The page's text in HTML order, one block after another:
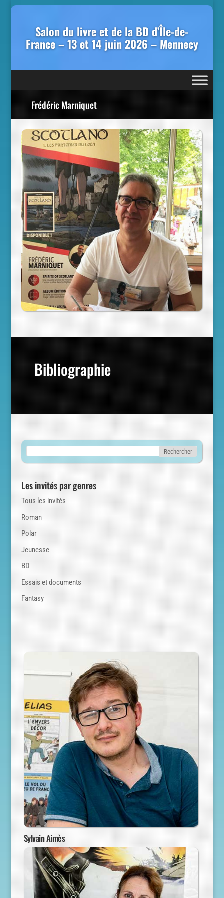
Salon du livre et de la BD d’Île-de-
France – 13 et 14 juin 2026 – Mennecy
Frédéric Marniquet
Bibliographie
Les invités par genres
Tous les invités
Roman
Polar
Jeunesse
BD
Essais et documents
Fantasy
Sylvain Aimès